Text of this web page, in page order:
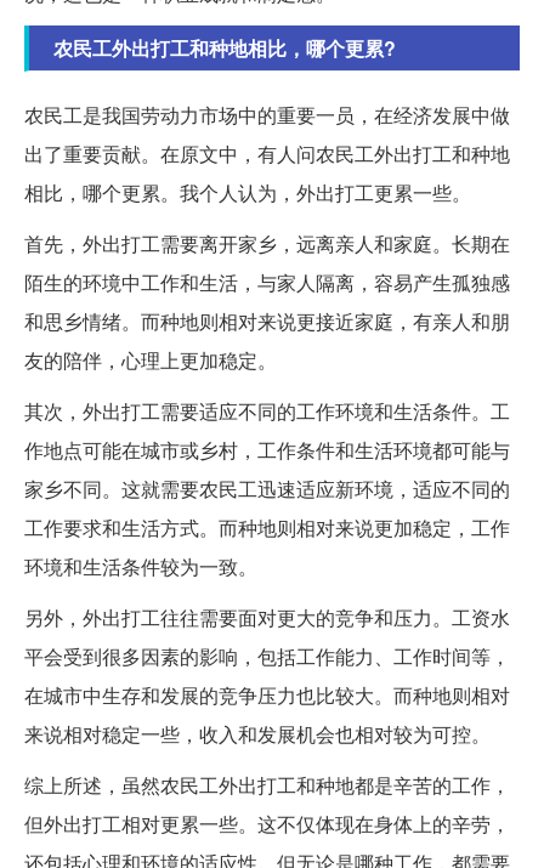
农民工外出打工和种地相比，哪个更累?
农民工是我国劳动力市场中的重要一员，在经济发展中做
出了重要贡献。在原文中，有人问农民工外出打工和种地
相比，哪个更累。我个人认为，外出打工更累一些。
首先，外出打工需要离开家乡，远离亲人和家庭。长期在
陌生的环境中工作和生活，与家人隔离，容易产生孤独感
和思乡情绪。而种地则相对来说更接近家庭，有亲人和朋
友的陪伴，心理上更加稳定。
其次，外出打工需要适应不同的工作环境和生活条件。工
作地点可能在城市或乡村，工作条件和生活环境都可能与
家乡不同。这就需要农民工迅速适应新环境，适应不同的
工作要求和生活方式。而种地则相对来说更加稳定，工作
环境和生活条件较为一致。
另外，外出打工往往需要面对更大的竞争和压力。工资水
平会受到很多因素的影响，包括工作能力、工作时间等，
在城市中生存和发展的竞争压力也比较大。而种地则相对
来说相对稳定一些，收入和发展机会也相对较为可控。
综上所述，虽然农民工外出打工和种地都是辛苦的工作，
但外出打工相对更累一些。这不仅体现在身体上的辛劳，
还包括心理和环境的适应性。但无论是哪种工作，都需要